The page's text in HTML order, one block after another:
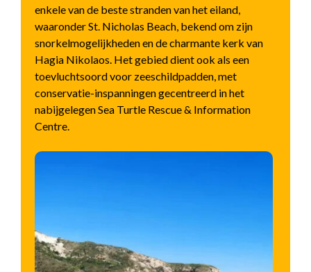
enkele van de beste stranden van het eiland,
waaronder St. Nicholas Beach, bekend om zijn
snorkelmogelijkheden en de charmante kerk van
Hagia Nikolaos. Het gebied dient ook als een
toevluchtsoord voor zeeschildpadden, met
conservatie-inspanningen gecentreerd in het
nabijgelegen Sea Turtle Rescue & Information
Centre.